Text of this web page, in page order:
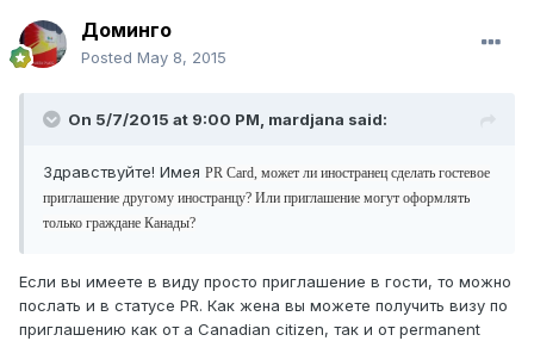
Доминго
Posted May 8, 2015
On 5/7/2015 at 9:00 PM, mardjana said:
Здравствуйте! Имея PR Card, может ли иностранец сделать гостевое
приглашение другому иностранцу? Или приглашение могут оформлять
только граждане Канады?
Если вы имеете в виду просто приглашение в гости, то можно
послать и в статусе PR. Как жена вы можете получить визу по
приглашению как от a Canadian citizen, так и от permanent